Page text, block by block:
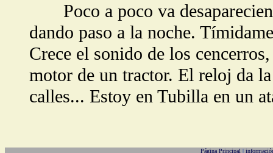
Poco a poco va
dando paso a la noche.
Crece el sonido de los
motor de un tractor. El reloj da
calles... Estoy en Tubilla en un
Página Principal |